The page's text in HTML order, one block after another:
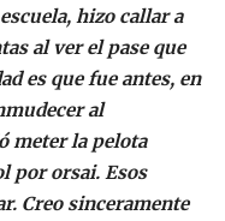
hizo callar a
al ver el pase que
es que fue antes, en
al
meter la pelota
por orsai. Esos
Creo sinceramente